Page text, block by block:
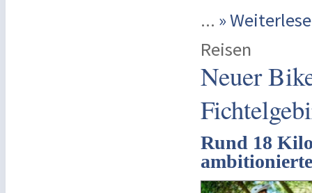
... »
Reisen
Neuer
Rund 18